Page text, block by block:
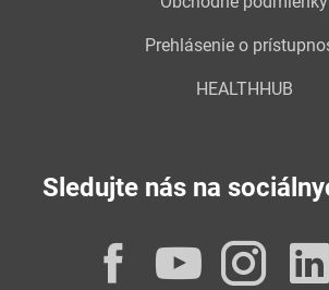
Prehlásenie o
HEALTHHUB
Sledujte nás na
Facebook